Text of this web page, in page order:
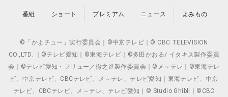
番組 ショート プレミアム ニュース よみもの
©「かよチュー」実行委員会｜©中京テレビ｜© CBC TELEVISION
CO.,LTD. ｜©テレビ愛知｜©東海テレビ｜©多田かおる/ イタキス製作委員
会｜©テレビ愛知・フリュー／徹之進製作委員会｜©メ～テレ｜©東海テレ
ビ、中京テレビ、CBCテレビ、メ～テレ、テレビ愛知｜東海テレビ、中京
テレビ、CBCテレビ、メ～テレ、テレビ愛知｜© Studio Ghibli｜©CBC